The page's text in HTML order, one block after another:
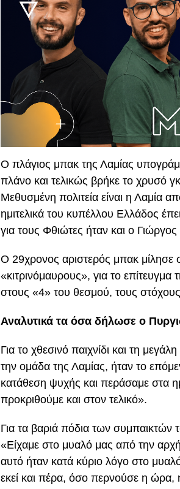
Ο πλάγιος μπακ της Λαμίας
πλάνο και τελικώς βρήκε το χρυσό
Μεθυσμένη πολιτεία είναι η Λαμία
ημιτελικά του κυπέλλου Ελλάδος
για τους Φθιώτες ήταν και ο
Ο 29χρονος αριστερός μπακ μίλησε
«κιτρινόμαυρους», για το
στους «4» του θεσμού, τους
Αναλυτικά τα όσα δήλωσε ο
Για το χθεσινό παιχνίδι και τη
την ομάδα της Λαμίας, ήταν το
κατάθεση ψυχής και περάσαμε στα
προκριθούμε και στον τελικό».
Για τα βαριά πόδια των
«Είχαμε στο μυαλό μας από την
αυτό ήταν κατά κύριο λόγο στο
εκεί και πέρα, όσο περνούσε η ώρα,